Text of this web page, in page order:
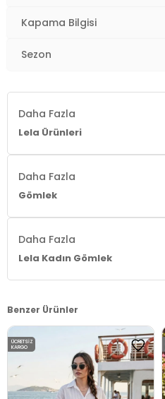
Kapama Bilgisi
Sezon
Daha Fazla
Lela Ürünleri
Daha Fazla
Gömlek
Daha Fazla
Lela Kadın Gömlek
Benzer Ürünler
ÜCRETSIZ
KARGO